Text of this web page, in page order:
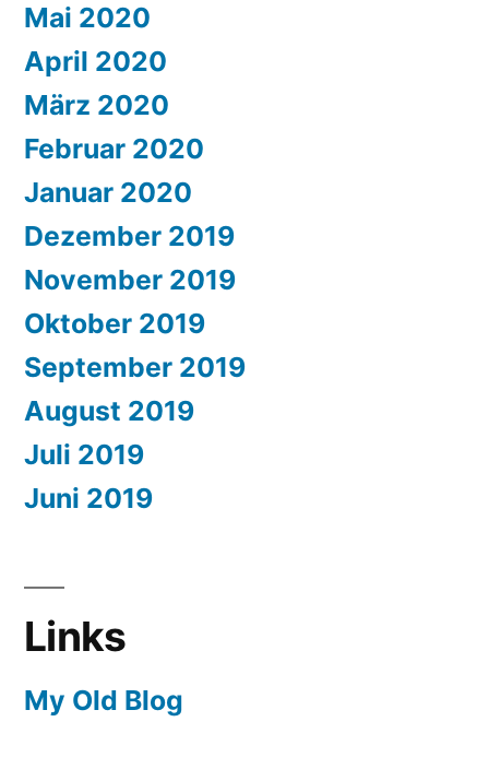
Mai 2020
April 2020
März 2020
Februar 2020
Januar 2020
Dezember 2019
November 2019
Oktober 2019
September 2019
August 2019
Juli 2019
Juni 2019
Links
My Old Blog